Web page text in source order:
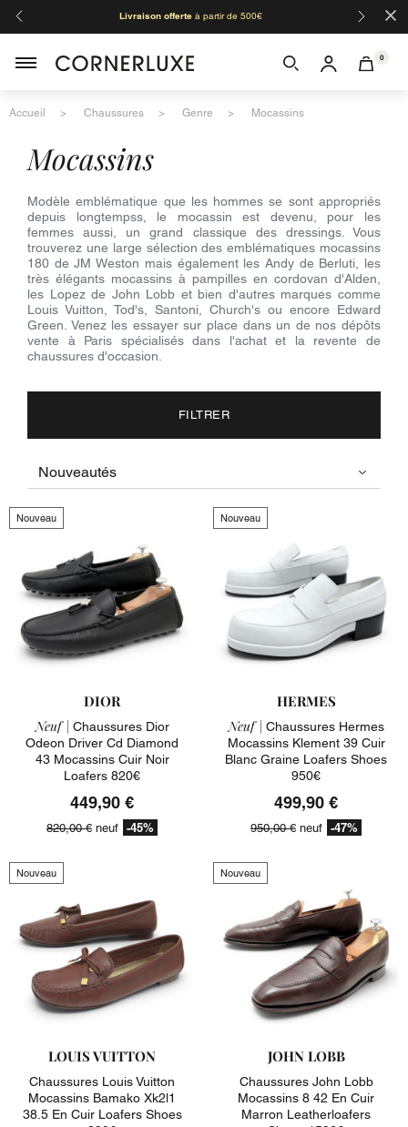
Livraison offerteà partir de 500€ ×
0
Accueil Chaussures Genre Mocassins
mocassins
Modèle emblématique que les hommes se sont appropriés
depuis longtempss, le mocassin est devenu, pour les
femmes aussi, un grand classique des dressings. Vous
trouverez une large sélection des emblématiques mocassins
180 de JM Weston mais également les Andy de Berluti, les
très élégants mocassins à pampilles en cordovan d'Alden,
les Lopez de John Lobb et bien d'autres marques comme
Louis Vuitton, Tod's, Santoni, Church's ou encore Edward
Green. Venez les essayer sur place dans un de nos dépôts
vente à Paris spécialisés dans l'achat et la revente de
chaussures d'occasion.
FILTRER
Nouveau
DIOR
Neuf | Chaussures Dior
Odeon Driver Cd Diamond
43 Mocassins Cuir Noir
Loafers 820€
449,90 €
820,00 € neuf -45%
Nouveau
HERMES
Neuf | Chaussures Hermes
Mocassins Klement 39 Cuir
Blanc Graine Loafers Shoes
950€
499,90 €
950,00 € neuf -47%
Nouveau
LOUIS VUITTON
Chaussures Louis Vuitton
Mocassins Bamako Xk2l1
38.5 En Cuir Loafers Shoes
Nouveau
JOHN LOBB
Chaussures John Lobb
Mocassins 8 42 En Cuir
Marron Leatherloafers